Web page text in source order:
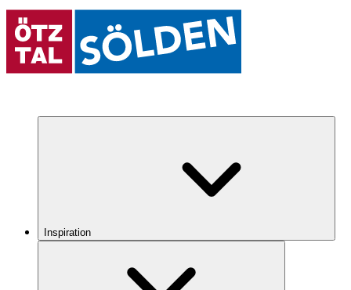
Inspiration